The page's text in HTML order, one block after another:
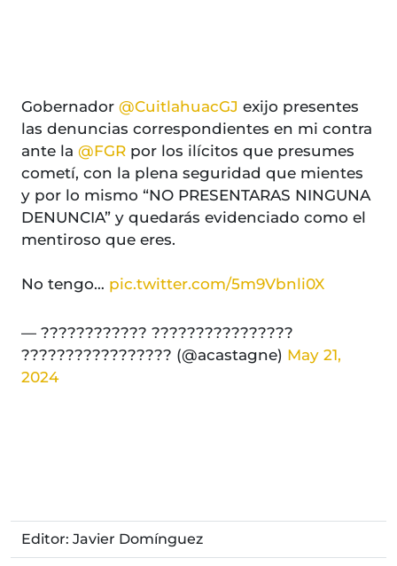
Gobernador @CuitlahuacGJ exijo presentes
las denuncias correspondientes en mi contra
ante la @FGR por los ilícitos que presumes
cometí, con la plena seguridad que mientes
y por lo mismo “NO PRESENTARAS NINGUNA
DENUNCIA” y quedarás evidenciado como el
mentiroso que eres.
No tengo… pic.twitter.com/5m9Vbnli0X
— ???????????? ????????????????
????????????????? (@acastagne) May 21,
2024
Editor: Javier Domínguez